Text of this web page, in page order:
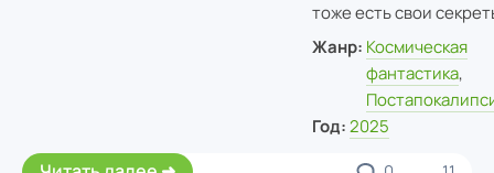
тоже есть свои
Жанр: Космическая
фантастика,
Год: 2025